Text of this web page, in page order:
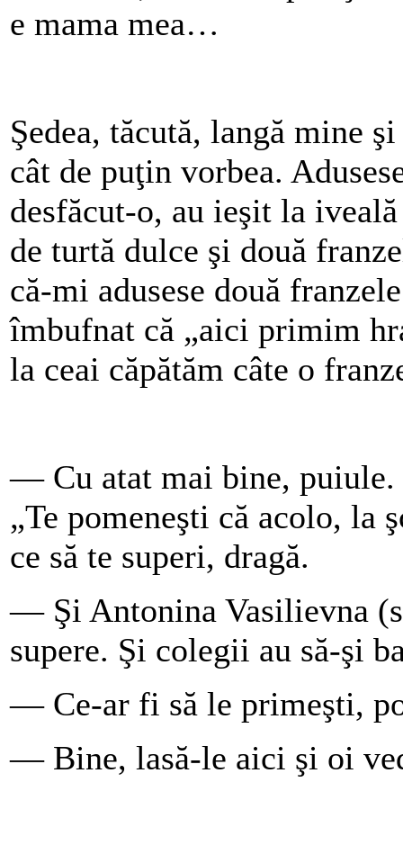
e mama mea…
Şedea, tăcută, langă mine
cât de puţin vorbea.
desfăcut-o, au ieşit la
de turtă dulce şi două
că-mi adusese două
îmbufnat că „aici primim
la ceai căpătăm câte o
— Cu atat mai bine, puiule.
„Te pomeneşti că acolo, la
ce să te superi, dragă.
— Şi Antonina Vasilievna
supere. Şi colegii au să-şi
— Ce-ar fi să le primeşti,
— Bine, lasă-le aici şi oi